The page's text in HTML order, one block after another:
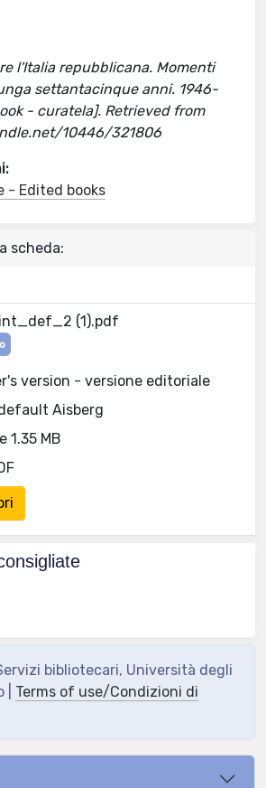
l'Italia repubblicana. Momenti
settantacinque anni. 1946-
- curatela]. Retrieved from
10446/321806
- Edited books
scheda:
(1).pdf
version - versione editoriale
Aisberg
1.35 MB
bibliotecari, Università degli
| Terms of use/Condizioni di